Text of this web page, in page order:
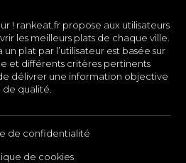
! rankeat.fr propose aux utilisateurs
les meilleurs plats de chaque ville.
plat par l’utilisateur est basée sur
et différents critères pertinents
délivrer une information objective
de qualité.
de confidentialité
de cookies